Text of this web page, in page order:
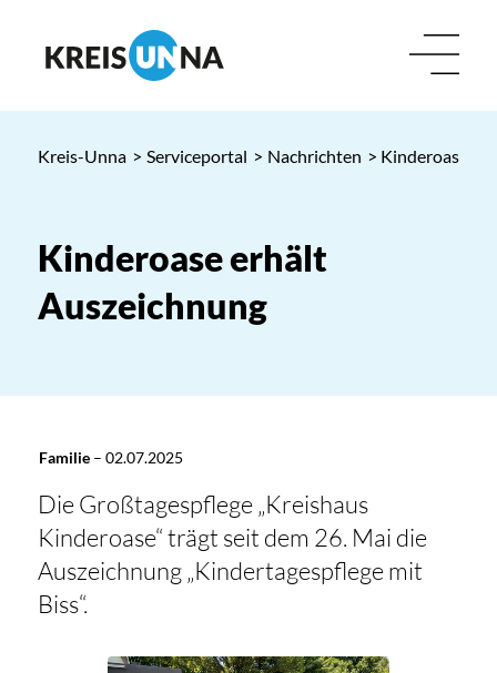
Kreis-Unna > Serviceportal > Nachrichten > Kinderoase
Kinderoase erhält
Auszeichnung
Familie– 02.07.2025
Die Großtagespflege „Kreishaus
Kinderoase“ trägt seit dem 26. Mai die
Auszeichnung „Kindertagespflege mit
Biss“.